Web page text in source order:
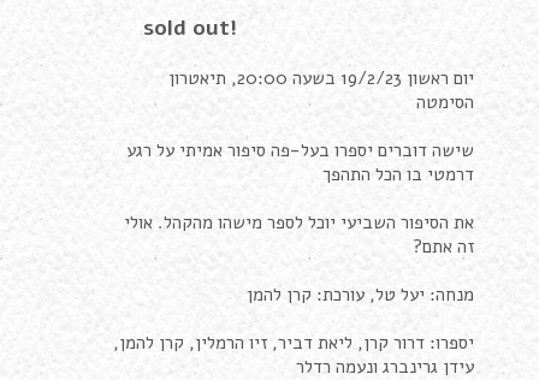
sold out!
יום ראשון 19/2/23 בשעה 20:00, תיאטרון
הסימטה
שישה דוברים יספרו בעל-פה סיפור אמיתי על רגע
דרמטי בו הכל התהפך
את הסיפור השביעי יוכל לספר מישהו מהקהל. אולי
זה אתם?
מנחה: יעל טל, עורכת: קרן להמן
יספרו: דרור קרן, ליאת דביר, זיו הרמלין, קרן להמן,
עידן גרינברג ונעמה רדלר